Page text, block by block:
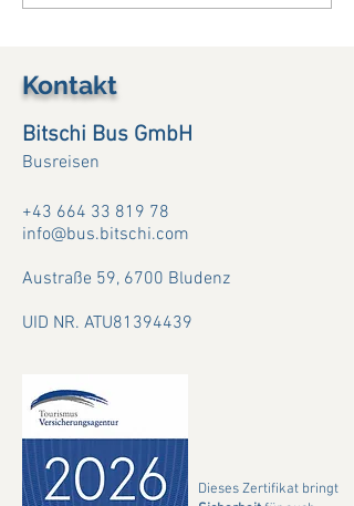
Kontakt
Bitschi Bus GmbH
Busreisen
+43 664 33 819 78
info@bus.bitschi.com
Austraße 59, 6700 Bludenz
UID NR. ATU81394439
Dieses Zertifikat bringt